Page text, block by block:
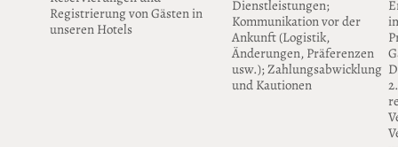
Registrierung von Gästen in
unseren Hotels
Dienstleistungen;
Kommunikation vor der
Ankunft (Logistik,
Änderungen, Präferenzen
usw.); Zahlungsabwicklung
und Kautionen